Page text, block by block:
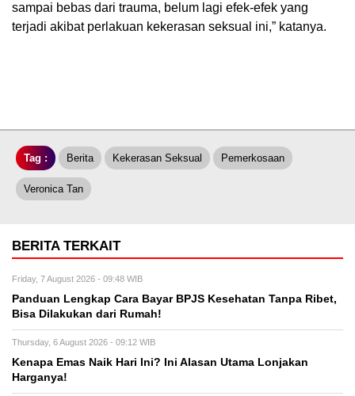
sampai bebas dari trauma, belum lagi efek-efek yang
terjadi akibat perlakuan kekerasan seksual ini,” katanya.
Tag : Berita Kekerasan Seksual Pemerkosaan
Veronica Tan
BERITA TERKAIT
Friday, 7 August 2026 - 09:48 WIB
Panduan Lengkap Cara Bayar BPJS Kesehatan Tanpa Ribet,
Bisa Dilakukan dari Rumah!
Thursday, 6 August 2026 - 09:12 WIB
Kenapa Emas Naik Hari Ini? Ini Alasan Utama Lonjakan
Harganya!